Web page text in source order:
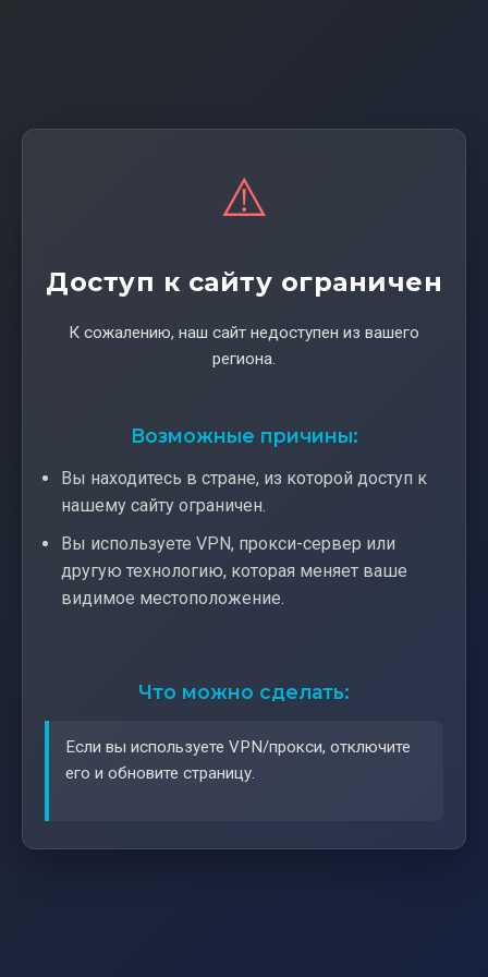
⚠️
Доступ к сайту ограничен
К сожалению, наш сайт недоступен из вашего
региона.
Возможные причины:
Вы находитесь в стране, из которой доступ к
нашему сайту ограничен.
Вы используете VPN, прокси-сервер или
другую технологию, которая меняет ваше
видимое местоположение.
Что можно сделать:
Если вы используете VPN/прокси, отключите
его и обновите страницу.